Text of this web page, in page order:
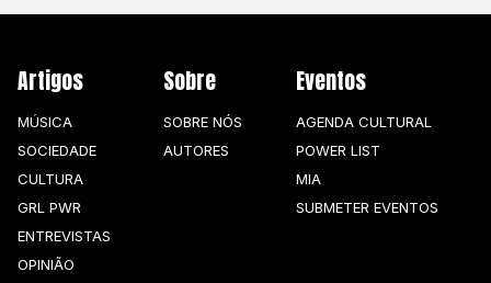
Artigos
MÚSICA
SOCIEDADE
CULTURA
GRL PWR
ENTREVISTAS
OPINIÃO
Sobre
SOBRE NÓS
AUTORES
Eventos
AGENDA CULTURAL
POWER LIST
MIA
SUBMETER EVENTOS